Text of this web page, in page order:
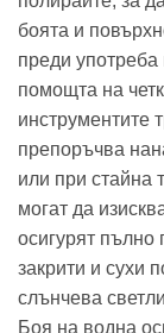
боята и
преди
помощта на
инструментите
препоръчва
или при стайна
могат да
осигурят пълно
закрити и сухи
слънчева
Боя на водна